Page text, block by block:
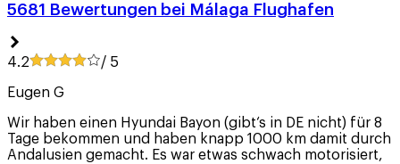
5681 Bewertungen bei Málaga Flughafen
4.2 / 5
Eugen G
Wir haben einen Hyundai Bayon (gibt‘s in DE nicht) für 8
Tage bekommen und haben knapp 1000 km damit durch
Andalusien gemacht. Es war etwas schwach motorisiert,